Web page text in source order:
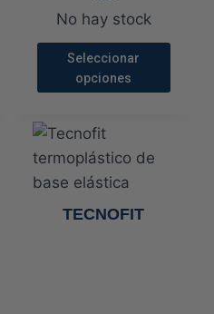
en
la
página
de
No hay stock
Seleccionar
opciones
producto
tiene
múltiples
TECNOFIT